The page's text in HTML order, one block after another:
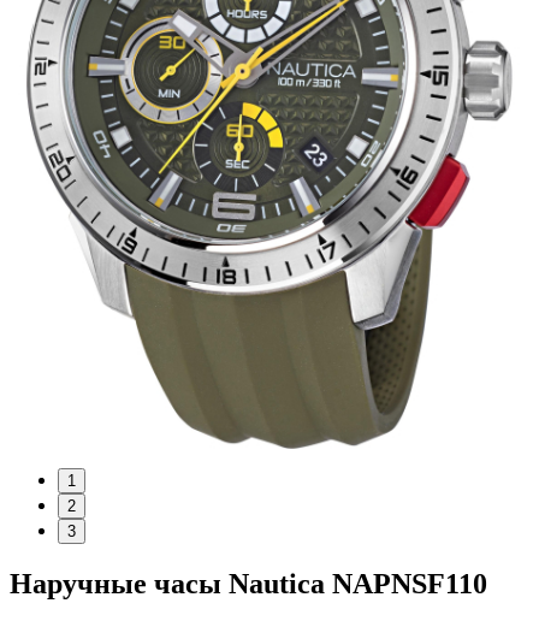
1
2
3
Наручные часы Nautica NAPNSF110